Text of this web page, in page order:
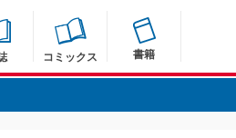
コミックス 書籍